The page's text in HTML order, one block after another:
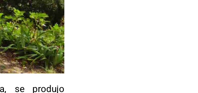
se produjo